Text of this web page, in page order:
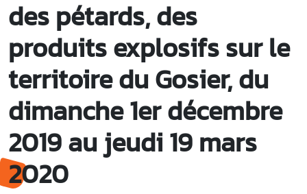
des pétards, des
produits explosifs sur le
territoire du Gosier, du
dimanche 1er décembre
2019 au jeudi 19 mars
2020